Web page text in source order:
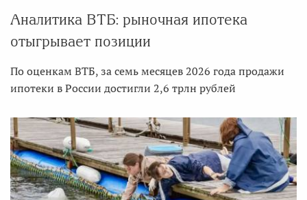
Аналитика ВТБ: рыночная ипотека
отыгрывает позиции
По оценкам ВТБ, за семь месяцев 2026 года продажи
ипотеки в России достигли 2,6 трлн рублей